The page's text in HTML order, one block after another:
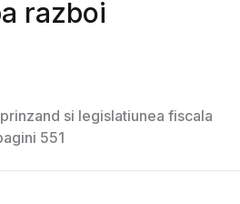
razboi
si legislatiunea fiscala
551